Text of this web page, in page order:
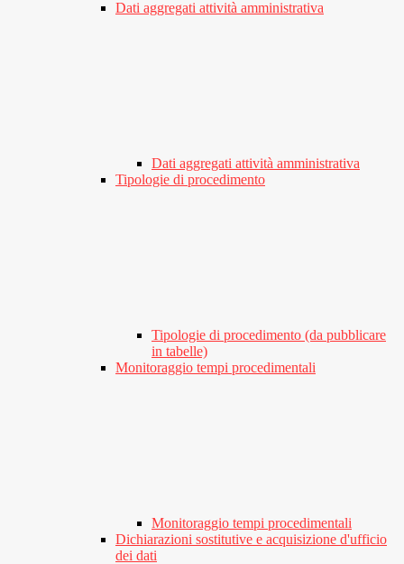
Dati aggregati attività amministrativa
Dati aggregati attività amministrativa
Tipologie di procedimento
Tipologie di procedimento (da pubblicare
in tabelle)
Monitoraggio tempi procedimentali
Monitoraggio tempi procedimentali
Dichiarazioni sostitutive e acquisizione d'ufficio
dei dati